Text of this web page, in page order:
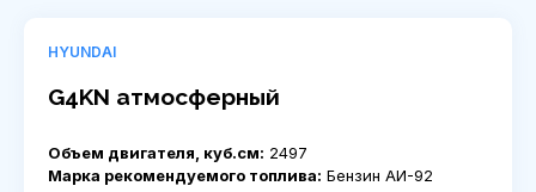
HYUNDAI
G4KN атмосферный
Объем двигателя, куб.см: 2497
Марка рекомендуемого топлива: Бензин АИ-92